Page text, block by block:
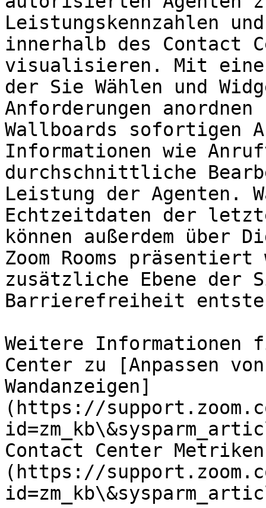
Leistungskennzahlen
innerhalb des Contact
visualisieren. Mit
der Sie Wählen und
Anforderungen
Wallboards sofortigen
Informationen wie
durchschnittliche
Leistung der Agenten.
Echtzeitdaten der
können außerdem über
Zoom Rooms
zusätzliche Ebene der
Barrierefreiheit
Weitere Informationen
Center zu [Anpassen
Wandanzeigen]
(https://
Contact Center
(https://